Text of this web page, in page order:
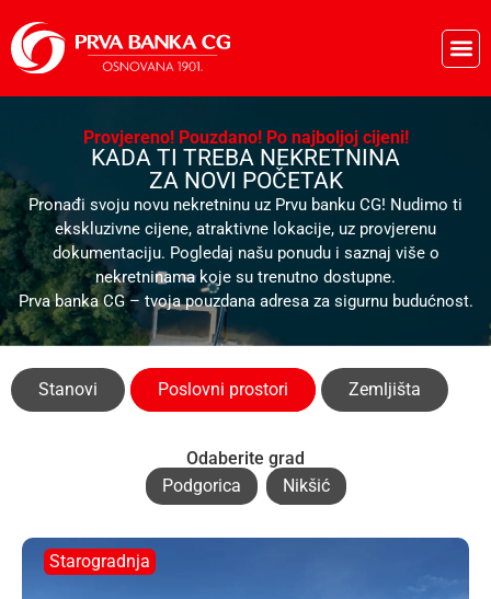
Provjereno! Pouzdano! Po najboljoj cijeni!
KADA TI TREBA NEKRETNINA
ZA NOVI POČETAK
Pronađi svoju novu nekretninu uz Prvu banku CG! Nudimo ti
ekskluzivne cijene, atraktivne lokacije, uz provjerenu
dokumentaciju. Pogledaj našu ponudu i saznaj više o
nekretninama koje su trenutno dostupne.
Prva banka CG – tvoja pouzdana adresa za sigurnu budućnost.
Stanovi Poslovni prostori Zemljišta
Odaberite grad
Podgorica
Nikšić
Starogradnja